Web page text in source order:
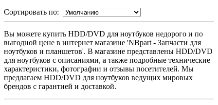
Сортировать по:
Вы можете купить HDD/DVD для ноутбуков недорого и по
выгодной цене в интернет магазине 'NBpart - Запчасти для
ноутбуков и планшетов'. В магазине представлены HDD/DVD
для ноутбуков с описаниями, а также подробные технические
характеристики, фотографии и отзывы посетителей. Мы
предлагаем HDD/DVD для ноутбуков ведущих мировых
брендов с гарантией и доставкой.